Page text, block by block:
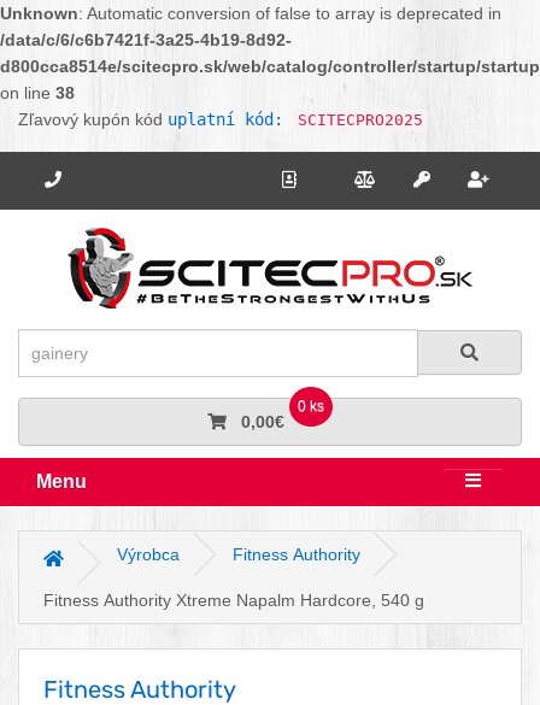
Unknown: Automatic conversion of false to array is deprecated in
/data/c/6/c6b7421f-3a25-4b19-8d92-
d800cca8514e/scitecpro.sk/web/catalog/controller/startup/
on line 38
Zľavový kupón kód uplatní kód: SCITECPRO2025
Potrebujete poradiť? Zavolajte nám. Kontakt Porovnanie
Prihlásiť sa
0 ks
0,00€
Menu
Hlavná stránka
Výrobca Fitness Authority
Fitness Authority Xtreme Napalm Hardcore, 540 g
Fitness Authority